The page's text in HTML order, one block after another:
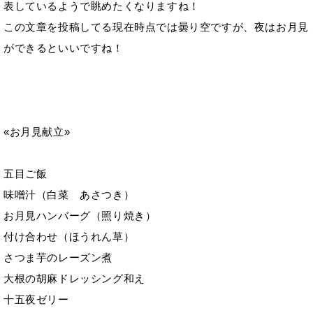
表しているようで眺めたくなりますね！
この文章を投稿してる現在時点では曇り空ですが、夜はお月見
ができるといいですね！
«お月見献立»
五目ご飯
味噌汁（白菜 あさつき）
お月見ハンバーグ（照り焼き）
付け合わせ（ほうれん草）
さつま芋のレーズン煮
大根の胡麻ドレッシング和え
十五夜ゼリー